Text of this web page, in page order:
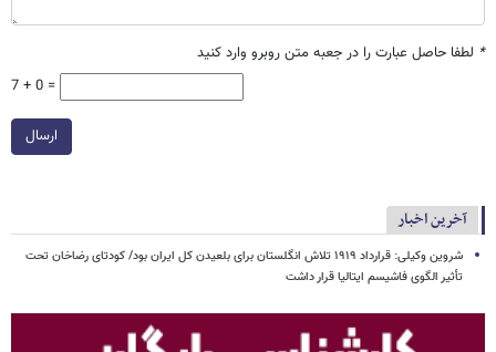
* لطفا حاصل عبارت را در جعبه متن روبرو وارد کنید
7 + 0 =
ارسال
آخرین اخبار
شروین وکیلی: قرارداد ۱۹۱۹ تلاش انگلستان برای بلعیدن کل ایران بود/ کودتای رضاخان تحت
تأثیر الگوی فاشیسم ایتالیا قرار داشت